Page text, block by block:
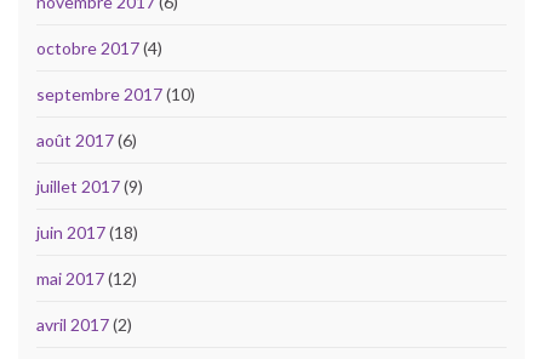
octobre 2017(4)
septembre 2017(10)
août 2017(6)
juillet 2017(9)
juin 2017(18)
mai 2017(12)
avril 2017(2)